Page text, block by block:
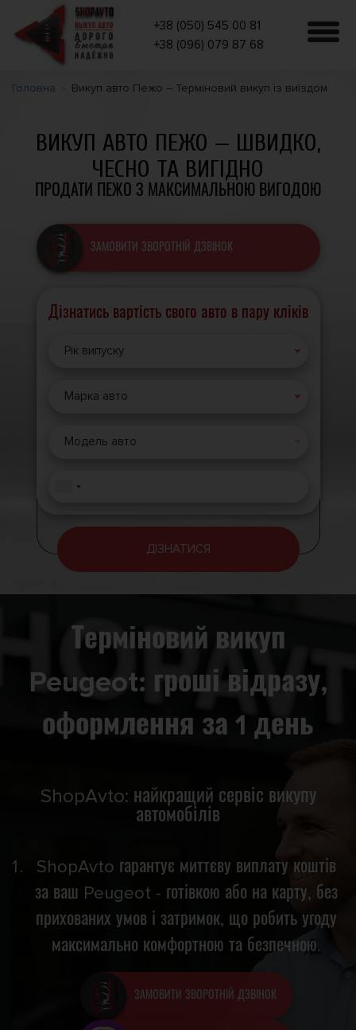
+38 (050) 545 00 81
+38 (096) 079 87 68
Головна Викуп авто Пежо – Терміновий викуп із виїздом
ВИКУП АВТО ПЕЖО — ШВИДКО,
ЧЕСНО ТА ВИГІДНО
ПРОДАТИ ПЕЖО З МАКСИМАЛЬНОЮ ВИГОДОЮ
ЗАМОВИТИ ЗВОРОТНІЙ ДЗВІНОК
Дізнатись вартість свого авто в пару кліків
Рік випуску
Марка авто
Модель авто
ДІЗНАТИСЯ
Терміновий викуп
Peugeot: гроші відразу,
оформлення за 1 день
ShopAvto: найкращий сервіс викупу
автомобілів
ShopAvto гарантує миттєву виплату коштів
за ваш Peugeot - готівкою або на карту, без
прихованих умов і затримок, що робить угоду
максимально комфортною та безпечною.
ЗАМОВИТИ ЗВОРОТНІЙ ДЗВІНОК